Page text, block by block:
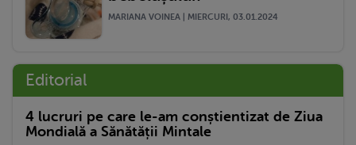
MARIANA VOINEA | MIERCURI, 03.01.2024
Editorial
4 lucruri pe care le-am conștientizat de Ziua
Mondială a Sănătății Mintale